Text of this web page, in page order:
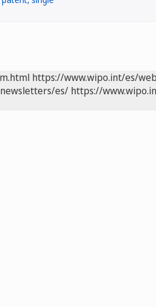
https://www.wipo.int/es/
es/ https://